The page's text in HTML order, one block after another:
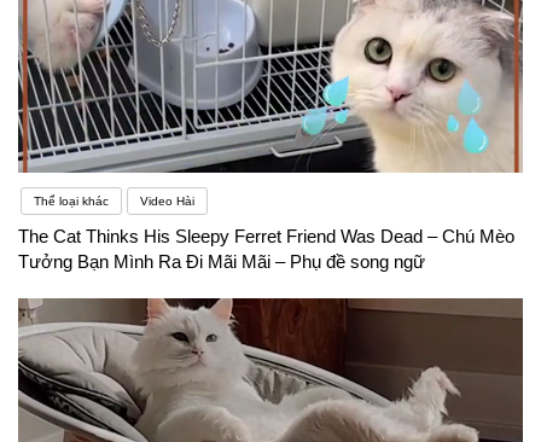
Thể loại khác Video Hài
The Cat Thinks His Sleepy Ferret Friend Was Dead – Chú Mèo
Tưởng Bạn Mình Ra Đi Mãi Mãi – Phụ đề song ngữ